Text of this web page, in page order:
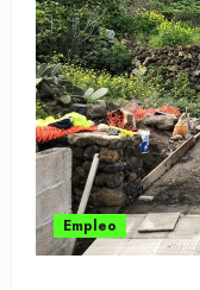
Empleo